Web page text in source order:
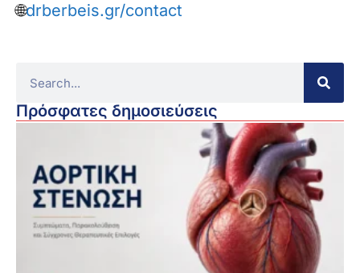
🌐drberbeis.gr/contact
Πρόσφατες δημοσιεύσεις